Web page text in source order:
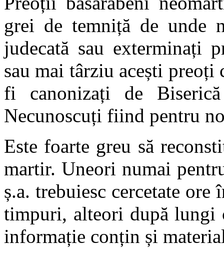
grei de temniță de unde
judecată sau exterminați
sau mai târziu acești
fi canonizați de
Necunoscuți fiind pentru
Este foarte greu să
martir. Uneori numai
ș.a. trebuiesc cercetate
timpuri, alteori după lungi
informație conțin și